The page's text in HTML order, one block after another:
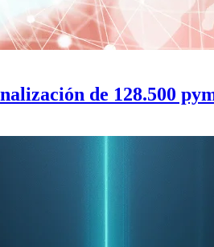
de 128.500